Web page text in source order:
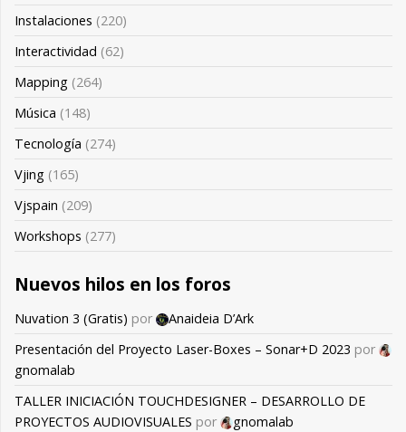
Instalaciones (220)
Interactividad (62)
Mapping (264)
Música (148)
Tecnología (274)
Vjing (165)
Vjspain (209)
Workshops (277)
Nuevos hilos en los foros
Nuvation 3 (Gratis) por
Anaideia D’Ark
Presentación del Proyecto Laser-Boxes – Sonar+D 2023 por
gnomalab
TALLER INICIACIÓN TOUCHDESIGNER – DESARROLLO DE
PROYECTOS AUDIOVISUALES por
gnomalab